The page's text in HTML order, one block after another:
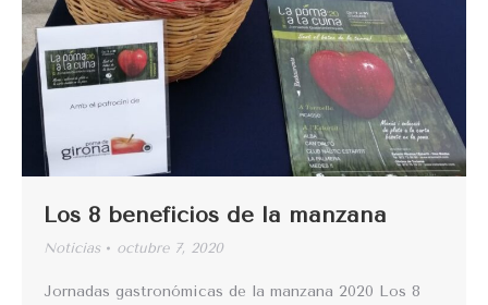
Los 8 beneficios de la manzana
Noticias octubre 7, 2020
Jornadas gastronómicas de la manzana 2020 Los 8